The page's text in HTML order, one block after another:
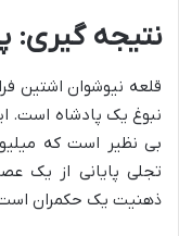
نتیجه گیری:
قلعه نیوشوان اشتین
نبوغ یک پادشاه است.
بی نظیر است که
تجلی پایانی از یک
ذهنیت یک حکمران